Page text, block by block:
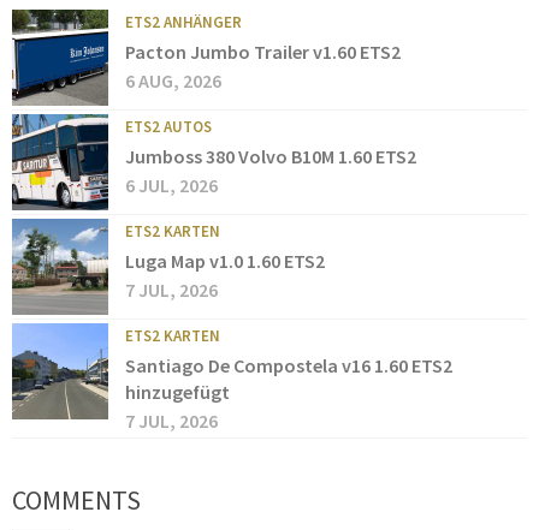
ETS2 ANHÄNGER
Pacton Jumbo Trailer v1.60 ETS2
6 AUG, 2026
ETS2 AUTOS
Jumboss 380 Volvo B10M 1.60 ETS2
6 JUL, 2026
ETS2 KARTEN
Luga Map v1.0 1.60 ETS2
7 JUL, 2026
ETS2 KARTEN
Santiago De Compostela v16 1.60 ETS2
hinzugefügt
7 JUL, 2026
COMMENTS